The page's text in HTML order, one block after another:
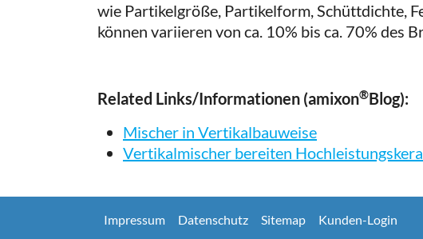
wie Partikelgröße, Partikelform, Schüttdichte,
können variieren von ca. 10% bis ca. 70% des
Related Links/Informationen (amixon®Blog):
Mischer in Vertikalbauweise
Vertikalmischer bereiten
Impressum Datenschutz Sitemap Kunden-Login